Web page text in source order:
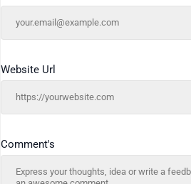
Comment's
Website Url